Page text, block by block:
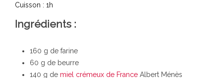
Cuisson : 1h
Ingrédients :
160 g de farine
60 g de beurre
140 g de miel crémeux de France Albert Ménès